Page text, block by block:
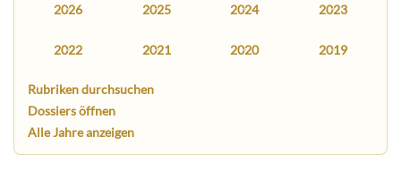
2026 2025 2024 2023
2022 2021 2020 2019
Rubriken durchsuchen
Dossiers öffnen
Alle Jahre anzeigen